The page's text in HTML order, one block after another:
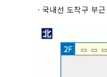
· 국내선 도착구 부근